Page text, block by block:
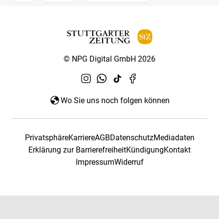
© NPG Digital GmbH 2026
Wo Sie uns noch folgen können
PrivatsphäreKarriereAGBDatenschutzMediadaten
Erklärung zur BarrierefreiheitKündigungKontakt
ImpressumWiderruf